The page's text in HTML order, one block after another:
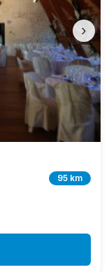
›
95 km